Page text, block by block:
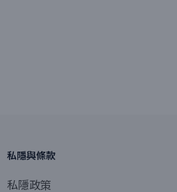
私隱與條款
私隱政策